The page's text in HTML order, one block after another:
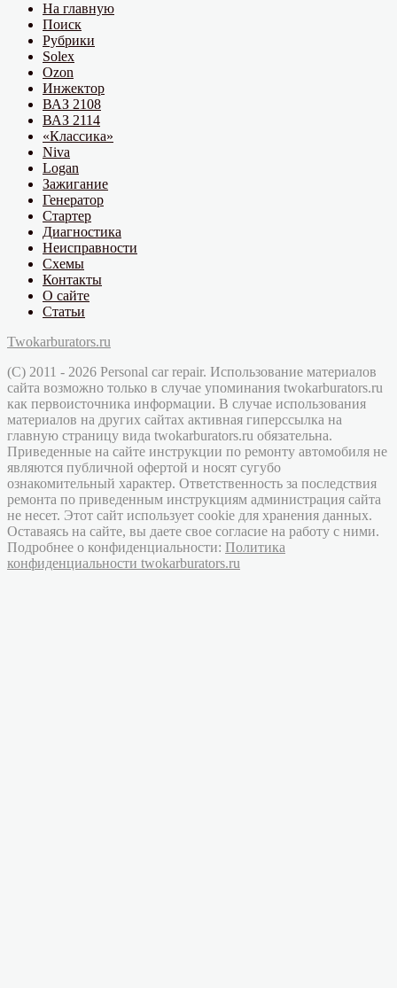
На главную
Поиск
Рубрики
Solex
Ozon
Инжектор
ВАЗ 2108
ВАЗ 2114
«Классика»
Niva
Logan
Зажигание
Генератор
Стартер
Диагностика
Неисправности
Схемы
Контакты
О сайте
Статьи
Twokarburators.ru
(C) 2011 - 2026 Personal car repair. Использование материалов
сайта возможно только в случае упоминания twokarburators.ru
как первоисточника информации. В случае использования
материалов на других сайтах активная гиперссылка на
главную страницу вида twokarburators.ru обязательна.
Приведенные на сайте инструкции по ремонту автомобиля не
являются публичной офертой и носят сугубо
ознакомительный характер. Ответственность за последствия
ремонта по приведенным инструкциям администрация сайта
не несет. Этот сайт использует cookie для хранения данных.
Оставаясь на сайте, вы даете свое согласие на работу с ними.
Подробнее о конфиденциальности: Политика
конфиденциальности twokarburators.ru